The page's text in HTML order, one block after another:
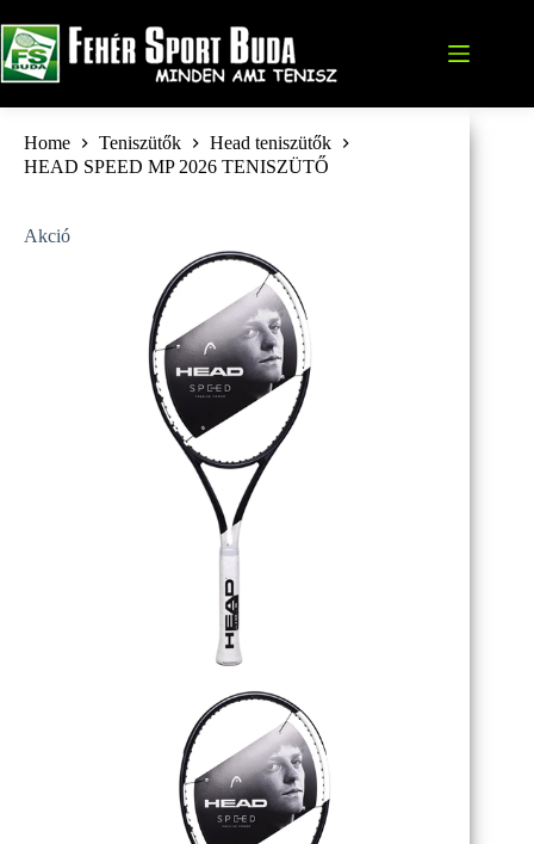
to
content
Home Teniszütők
Head teniszütők
HEAD SPEED MP 2026 TENISZÜTŐ
Akció